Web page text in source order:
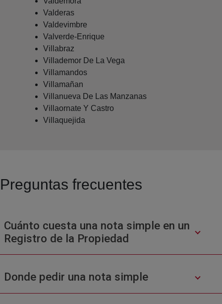
Valderas
Valdevimbre
Valverde-Enrique
Villabraz
Villademor De La Vega
Villamandos
Villamañan
Villanueva De Las Manzanas
Villaornate Y Castro
Villaquejida
Preguntas frecuentes
Cuánto cuesta una nota simple en un
Registro de la Propiedad
Donde pedir una nota simple